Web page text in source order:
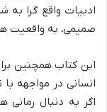
ادبیات واقع گرا
صمیمی، به واقعیت
این کتاب همچنین
انسانی در مواجهه
اگر به دنبال